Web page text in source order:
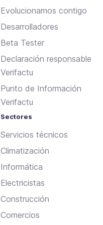
Evolucionamos contigo
Desarrolladores
Beta Tester
Declaración responsable
Verifactu
Punto de Información
Verifactu
Sectores
Servicios técnicos
Climatización
Informática
Electricistas
Construcción
Comercios